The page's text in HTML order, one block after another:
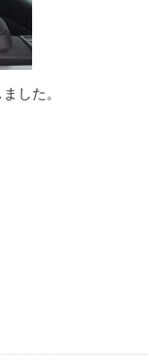
した。